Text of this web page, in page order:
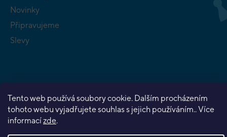
Tento web používá soubory cookie. Dalším procházením
tohoto webu vyjadřujete souhlas s jejich používáním.. Více
informacízde.
Novinky
Připravujeme
Slevy
Vytvořil Shoptet Premium
Copyright 2026 Planeta her . Všechna práva vyhrazena.